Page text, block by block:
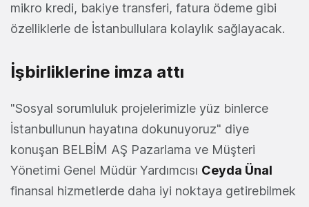
mikro kredi, bakiye transferi, fatura ödeme gibi
özelliklerle de İstanbullulara kolaylık sağlayacak.
İşbirliklerine imza attı
"Sosyal sorumluluk projelerimizle yüz binlerce
İstanbullunun hayatına dokunuyoruz" diye
konuşan BELBİM AŞ Pazarlama ve Müşteri
Yönetimi Genel Müdür Yardımcısı Ceyda Ünal
finansal hizmetlerde daha iyi noktaya getirebilmek